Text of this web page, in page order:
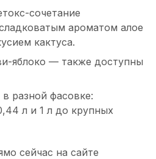
сочетание
ароматом алое
кактуса.
яблоко — также доступны
разной фасовке:
л и 1 л до крупных
сейчас на сайте